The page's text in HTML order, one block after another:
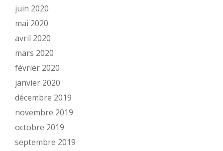
juin 2020
mai 2020
avril 2020
mars 2020
février 2020
janvier 2020
décembre 2019
novembre 2019
octobre 2019
septembre 2019